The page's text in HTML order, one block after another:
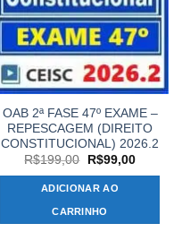
OAB 2ª FASE 47º EXAME –
REPESCAGEM (DIREITO
CONSTITUCIONAL) 2026.2
R$199,00
O
original
era:
R$199,00.
R$99,00O
ADICIONAR AO
CARRINHO